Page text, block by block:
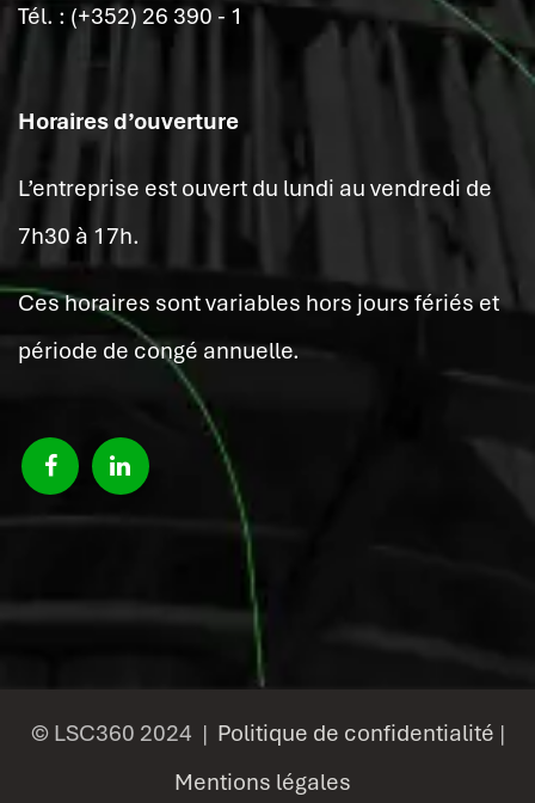
Tél. : (+352) 26 390 - 1
Horaires d’ouverture
L’entreprise est ouvert du lundi au vendredi de
7h30 à 17h.
Ces horaires sont variables hors jours fériés et
période de congé annuelle.
© LSC360 2024 | Politique de confidentialité |
Mentions légales